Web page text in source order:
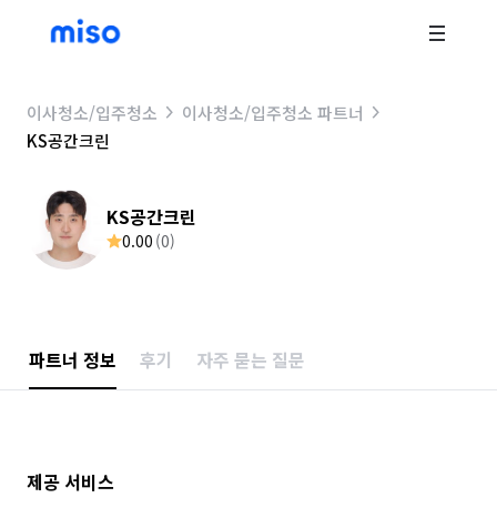
이사청소/입주청소
이사청소/입주청소 파트너
KS공간크린
KS공간크린
0.00 (0)
파트너 정보 후기 자주 묻는 질문
제공 서비스